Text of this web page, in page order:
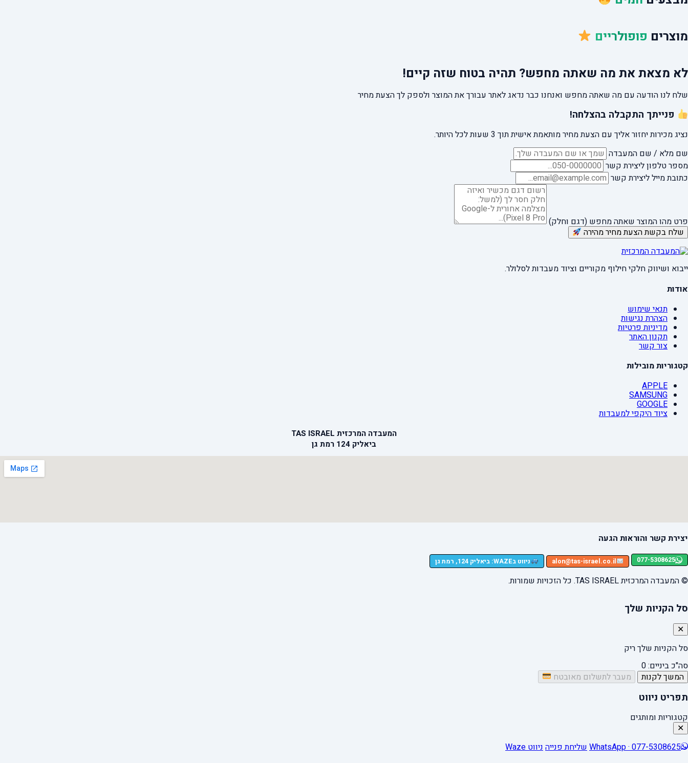
מוצרים פופולריים
לא מצאת את מה שאתה מחפש? תהיה בטוח שזה קיים!
שלח לנו הודעה עם מה שאתה מחפש ואנחנו כבר נדאג לאתר עבורך את המוצר ולספק לך הצעת מחיר
פנייתך התקבלה בהצלחה!
נציג מכירות יחזור אליך עם הצעת מחיר מותאמת אישית תוך 3 שעות לכל היותר.
שם מלא / שם המעבדה
מספר טלפון ליצירת קשר
כתובת מייל ליצירת קשר
פרט מהו המוצר שאתה מחפש (דגם וחלק)
שלח בקשת הצעת מחיר מהירה
ייבוא ושיווק חלקי חילוף מקוריים וציוד מעבדות לסלולר.
אודות
תנאי שימוש
הצהרת נגישות
מדיניות פרטיות
תקנון האתר
צור קשר
קטגוריות מובילות
APPLE
SAMSUNG
GOOGLE
ציוד היקפי למעבדות
המעבדה המרכזית TAS ISRAEL
ביאליק 124 רמת גן
יצירת קשר והוראות הגעה
077-5308625
alon@tas-israel.co.il ניווט בWAZE: ביאליק 124, רמת גן
© המעבדה המרכזית TAS ISRAEL. כל הזכויות שמורות.
סל הקניות שלך
✕
סל הקניות שלך ריק
סה"כ ביניים:0
המשך לקנות
מעבר לתשלום מאובטח
תפריט ניווט
קטגוריות ומותגים
✕
WhatsApp · 077-5308625שליחת פנייהניווט Waze